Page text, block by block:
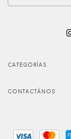
CATEGORÍAS
CONTACTÁNOS